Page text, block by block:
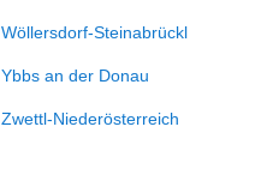
Wöllersdorf-Steinabrückl
Ybbs an der Donau
Zwettl-Niederösterreich